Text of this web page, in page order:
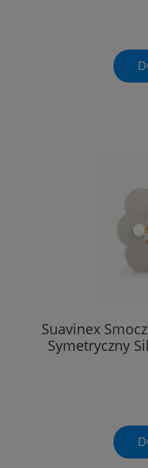
Suavinex
Symetryczny